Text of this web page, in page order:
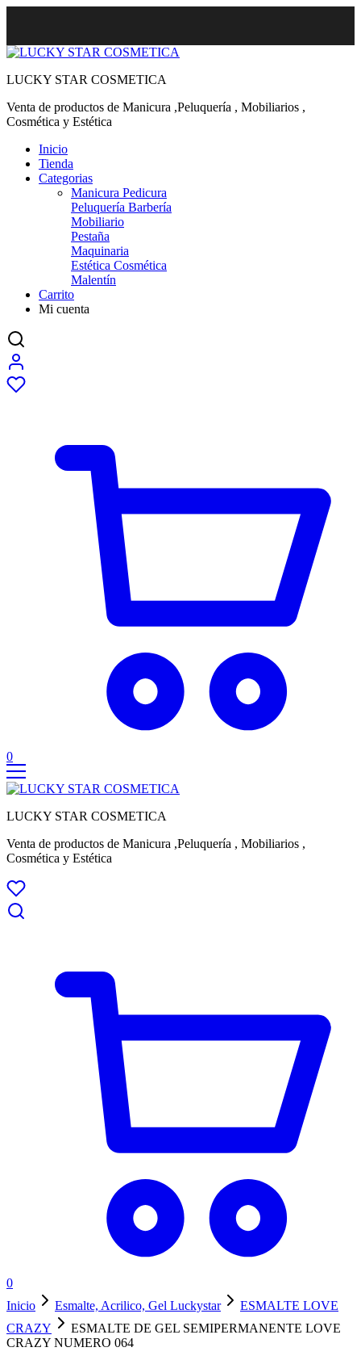
LUCKY STAR COSMETICA
Venta de productos de Manicura ,Peluquería , Mobiliarios ,
Cosmética y Estética
Inicio
Tienda
Categorias
Manicura Pedicura
Peluquería Barbería
Mobiliario
Pestaña
Maquinaria
Estética Cosmética
Malentín
Carrito
Mi cuenta
0
LUCKY STAR COSMETICA
Venta de productos de Manicura ,Peluquería , Mobiliarios ,
Cosmética y Estética
0
Inicio
Esmalte, Acrilico, Gel Luckystar
ESMALTE LOVE
CRAZY
ESMALTE DE GEL SEMIPERMANENTE LOVE
CRAZY NUMERO 064